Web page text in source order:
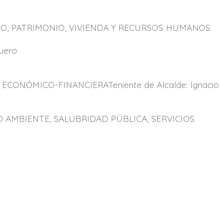
PATRIMONIO, VIVIENDA Y RECURSOS HUMANOS
FINANCIERATeniente de Alcalde: Ignacio
SALUBRIDAD PÚBLICA, SERVICIOS